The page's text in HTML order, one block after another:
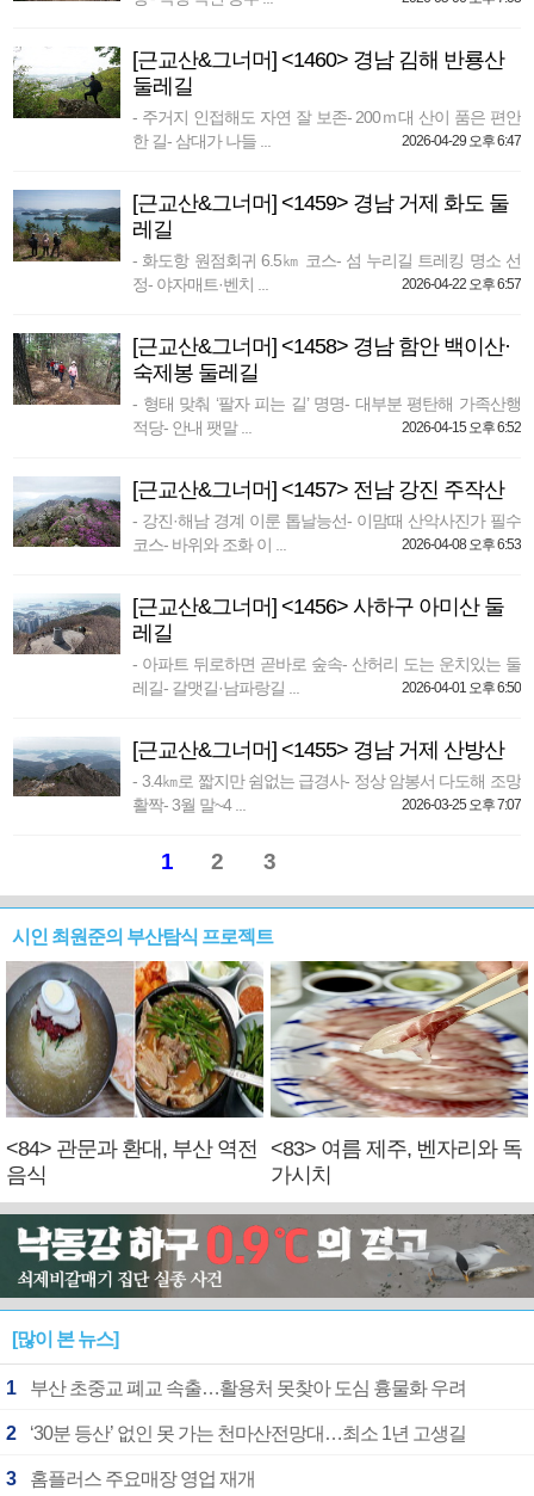
[근교산&그너머] <1460> 경남 김해 반룡산
둘레길
- 주거지 인접해도 자연 잘 보존- 200ｍ대 산이 품은 편안
한 길- 삼대가 나들 ...
2026-04-29 오후 6:47
[근교산&그너머] <1459> 경남 거제 화도 둘
레길
- 화도항 원점회귀 6.5㎞ 코스- 섬 누리길 트레킹 명소 선
정- 야자매트·벤치 ...
2026-04-22 오후 6:57
[근교산&그너머] <1458> 경남 함안 백이산·
숙제봉 둘레길
- 형태 맞춰 ‘팔자 피는 길’ 명명- 대부분 평탄해 가족산행
적당- 안내 팻말 ...
2026-04-15 오후 6:52
[근교산&그너머] <1457> 전남 강진 주작산
- 강진·해남 경계 이룬 톱날능선- 이맘때 산악사진가 필수
코스- 바위와 조화 이 ...
2026-04-08 오후 6:53
[근교산&그너머] <1456> 사하구 아미산 둘
레길
- 아파트 뒤로하면 곧바로 숲속- 산허리 도는 운치있는 둘
레길- 갈맷길·남파랑길 ...
2026-04-01 오후 6:50
[근교산&그너머] <1455> 경남 거제 산방산
- 3.4㎞로 짧지만 쉼없는 급경사- 정상 암봉서 다도해 조망
활짝- 3월 말~4 ...
2026-03-25 오후 7:07
1 2 3
시인 최원준의 부산탐식 프로젝트
<84> 관문과 환대, 부산 역전
음식
<83> 여름 제주, 벤자리와 독
가시치
[많이 본 뉴스]
1 부산 초중교 폐교 속출…활용처 못찾아 도심 흉물화 우려
2 ‘30분 등산’ 없인 못 가는 천마산전망대…최소 1년 고생길
3 홈플러스 주요매장 영업 재개